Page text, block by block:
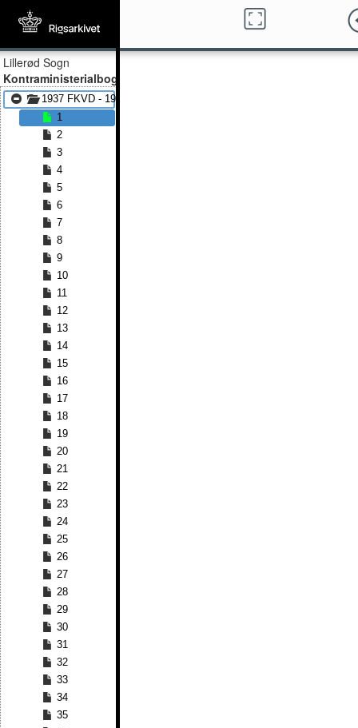
Lillerød Sogn
Kontraministerialbog
1937 FKVD - 1947 FKVD
1
2
3
4
5
6
7
8
9
10
11
12
13
14
15
16
17
18
19
20
21
22
23
24
25
26
27
28
29
30
31
32
33
34
35